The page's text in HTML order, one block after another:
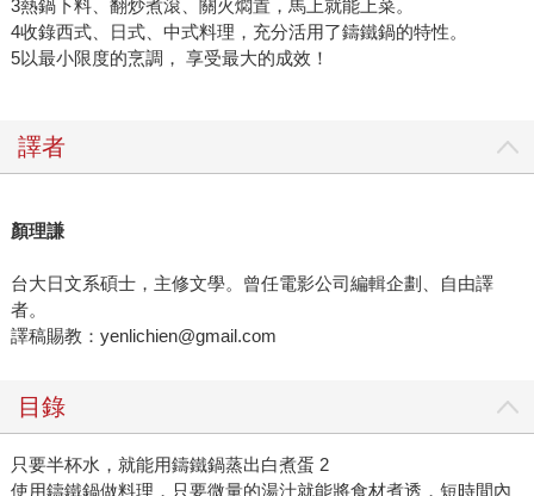
3熱鍋下料、翻炒煮滾、關火燜置，馬上就能上菜。
4收錄西式、日式、中式料理，充分活用了鑄鐵鍋的特性。
5以最小限度的烹調， 享受最大的成效！
譯者
顏理謙
台大日文系碩士，主修文學。曾任電影公司編輯企劃、自由譯
者。
譯稿賜教：yenlichien@gmail.com
目錄
只要半杯水，就能用鑄鐵鍋蒸出白煮蛋 2
使用鑄鐵鍋做料理，只要微量的湯汁就能將食材煮透，短時間內